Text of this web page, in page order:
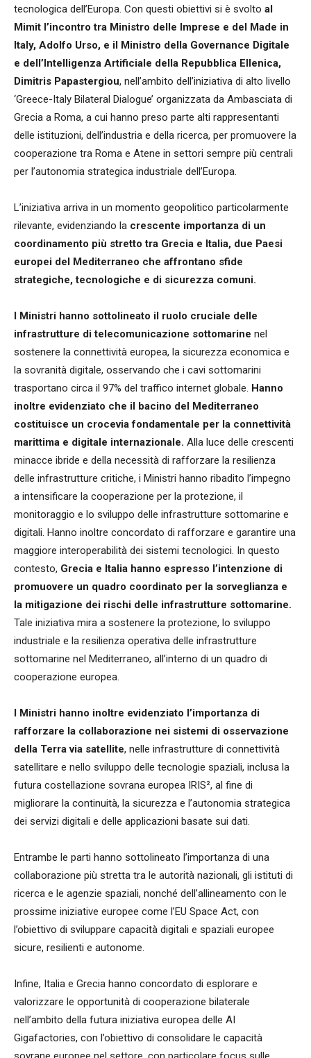
tecnologica dell’Europa. Con questi obiettivi si è svolto al
Mimit l’incontro tra Ministro delle Imprese e del Made in
Italy, Adolfo Urso, e il Ministro della Governance Digitale
e dell’Intelligenza Artificiale della Repubblica Ellenica,
Dimitris Papastergiou, nell’ambito dell’iniziativa di alto livello
‘Greece-Italy Bilateral Dialogue’ organizzata da Ambasciata di
Grecia a Roma, a cui hanno preso parte alti rappresentanti
delle istituzioni, dell’industria e della ricerca, per promuovere la
cooperazione tra Roma e Atene in settori sempre più centrali
per l’autonomia strategica industriale dell’Europa.
L’iniziativa arriva in un momento geopolitico particolarmente
rilevante, evidenziando la crescente importanza di un
coordinamento più stretto tra Grecia e Italia, due Paesi
europei del Mediterraneo che affrontano sfide
strategiche, tecnologiche e di sicurezza comuni.
I Ministri hanno sottolineato il ruolo cruciale delle
infrastrutture di telecomunicazione sottomarine nel
sostenere la connettività europea, la sicurezza economica e
la sovranità digitale, osservando che i cavi sottomarini
trasportano circa il 97% del traffico internet globale. Hanno
inoltre evidenziato che il bacino del Mediterraneo
costituisce un crocevia fondamentale per la connettività
marittima e digitale internazionale. Alla luce delle crescenti
minacce ibride e della necessità di rafforzare la resilienza
delle infrastrutture critiche, i Ministri hanno ribadito l’impegno
a intensificare la cooperazione per la protezione, il
monitoraggio e lo sviluppo delle infrastrutture sottomarine e
digitali. Hanno inoltre concordato di rafforzare e garantire una
maggiore interoperabilità dei sistemi tecnologici. In questo
contesto, Grecia e Italia hanno espresso l’intenzione di
promuovere un quadro coordinato per la sorveglianza e
la mitigazione dei rischi delle infrastrutture sottomarine.
Tale iniziativa mira a sostenere la protezione, lo sviluppo
industriale e la resilienza operativa delle infrastrutture
sottomarine nel Mediterraneo, all’interno di un quadro di
cooperazione europea.
I Ministri hanno inoltre evidenziato l’importanza di
rafforzare la collaborazione nei sistemi di osservazione
della Terra via satellite, nelle infrastrutture di connettività
satellitare e nello sviluppo delle tecnologie spaziali, inclusa la
futura costellazione sovrana europea IRIS², al fine di
migliorare la continuità, la sicurezza e l’autonomia strategica
dei servizi digitali e delle applicazioni basate sui dati.
Entrambe le parti hanno sottolineato l’importanza di una
collaborazione più stretta tra le autorità nazionali, gli istituti di
ricerca e le agenzie spaziali, nonché dell’allineamento con le
prossime iniziative europee come l’EU Space Act, con
l’obiettivo di sviluppare capacità digitali e spaziali europee
sicure, resilienti e autonome.
Infine, Italia e Grecia hanno concordato di esplorare e
valorizzare le opportunità di cooperazione bilaterale
nell’ambito della futura iniziativa europea delle AI
Gigafactories, con l’obiettivo di consolidare le capacità